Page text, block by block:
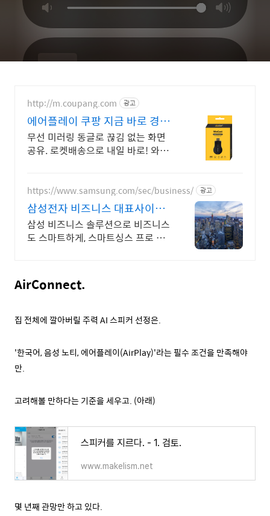
http://m.coupang.com 광고
에어플레이 쿠팡 지금 바로 경
험!
무선 미러링 동글로 끊김 없는 화면
공유. 로켓배송으로 내일 바로! 와우
https://www.samsung.com/sec/business/ 광고
삼성전자 비즈니스 대표사이트
본사 공식 운영 견적문의
삼성 비즈니스 솔루션으로 비즈니스
도 스마트하게, 스마트싱스 프로 솔
AirConnect.
집 전체에 깔아버릴 주력 AI 스피커 선정은.
'한국어, 음성 노티, 에어플레이(AirPlay)'라는 필수 조건을 만족해야
만.
고려해볼 만하다는 기준을 세우고. (아래)
스피커를 지르다. - 1. 검토.
www.makelism.net
몇 년째 관망만 하고 있다.